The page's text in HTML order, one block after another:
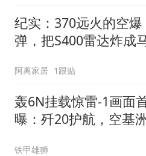
纪实：370远火的空爆
弹，把S400雷达炸成
了
阿离家居 1跟贴
轰6N挂载惊雷-1画面
曝：歼20护航，空基
铁甲雄狮